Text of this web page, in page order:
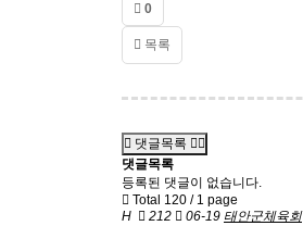
0
목록
댓글목록
댓글목록
등록된 댓글이 없습니다.
Total 120 /1 page
H
212 06-19 태안군체육회